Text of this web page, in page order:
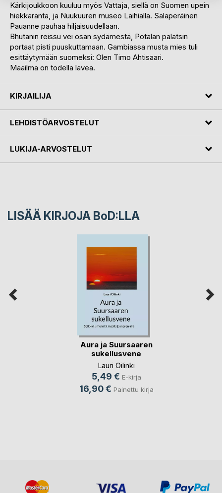
Kärkijoukkoon kuuluu myös Vattaja, siellä on Suomen upein
hiekkaranta, ja Nuukuuren museo Laihialla. Salaperäinen
Pauanne pauhaa hiljaisuudellaan.
Bhutanin reissu vei osan sydämestä, Potalan palatsin
portaat pisti puuskuttamaan. Gambiassa musta mies tuli
esittäytymään suomeksi: Olen Timo Ahtisaari.
Maailma on todella lavea.
KIRJAILIJA
LEHDISTÖARVOSTELUT
LUKIJA-ARVOSTELUT
LISÄÄ KIRJOJA BoD:LLA
Aura ja Suursaaren
sukellusvene
Lauri Oilinki
5,49 € E-kirja
16,90 € Painettu kirja